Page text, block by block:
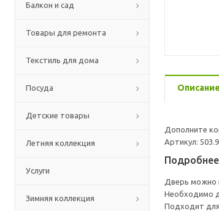
Балкон и сад
Товары для ремонта
Текстиль для дома
Посуда
Детские товары
Летняя коллекция
Услуги
Зимняя коллекция
Описание
Дополните
Артикул:
Дверь можно
Необходимо
Подходит